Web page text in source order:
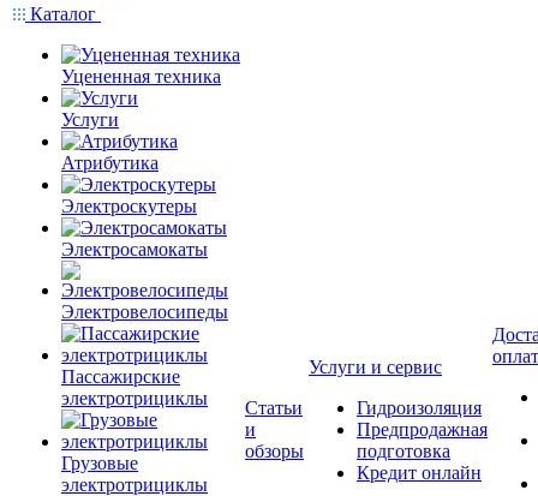
Каталог
Уцененная техника
Услуги
Атрибутика
Электроскутеры
Электросамокаты
Электровелосипеды
Пассажирские
электротрициклы
Грузовые
электротрициклы
Статьи
и
обзоры
Услуги и сервис
Гидроизоляция
Предпродажная
подготовка
Кредит онлайн